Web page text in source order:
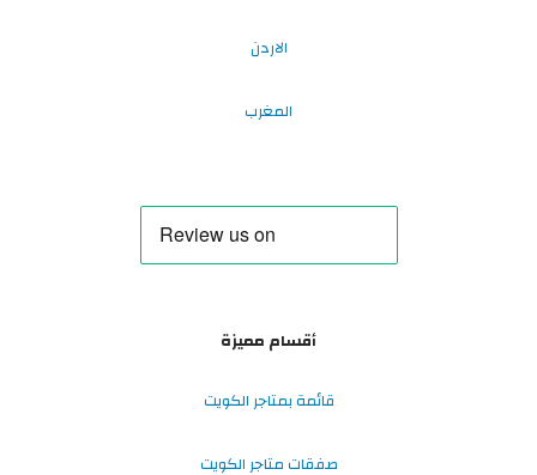
الاردن
المغرب
أقسام مميزة
قائمة بمتاجر الكويت
صفقات متاجر الكويت